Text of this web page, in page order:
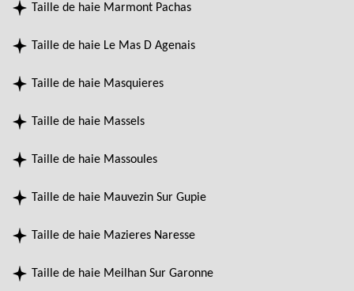
Taille de haie Marmont Pachas
Taille de haie Le Mas D Agenais
Taille de haie Masquieres
Taille de haie Massels
Taille de haie Massoules
Taille de haie Mauvezin Sur Gupie
Taille de haie Mazieres Naresse
Taille de haie Meilhan Sur Garonne